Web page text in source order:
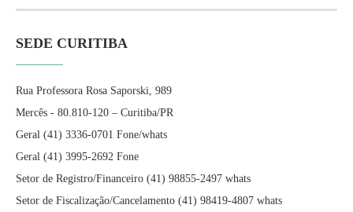
SEDE CURITIBA
Rua Professora Rosa Saporski, 989
Mercês - 80.810-120 – Curitiba/PR
Geral (41) 3336-0701 Fone/whats
Geral (41) 3995-2692 Fone
Setor de Registro/Financeiro (41) 98855-2497 whats
Setor de Fiscalização/Cancelamento (41) 98419-4807 whats